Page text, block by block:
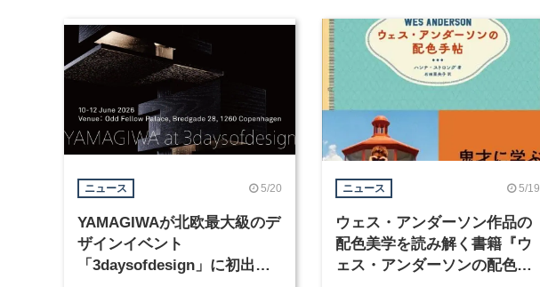
ニュース 5/20
YAMAGIWAが北欧最大級のデ
ザインイベント
「3daysofdesign」に初出
ニュース 5/19
ウェス・アンダーソン作品の
配色美学を読み解く書籍『ウ
ェス・アンダーソンの配色手